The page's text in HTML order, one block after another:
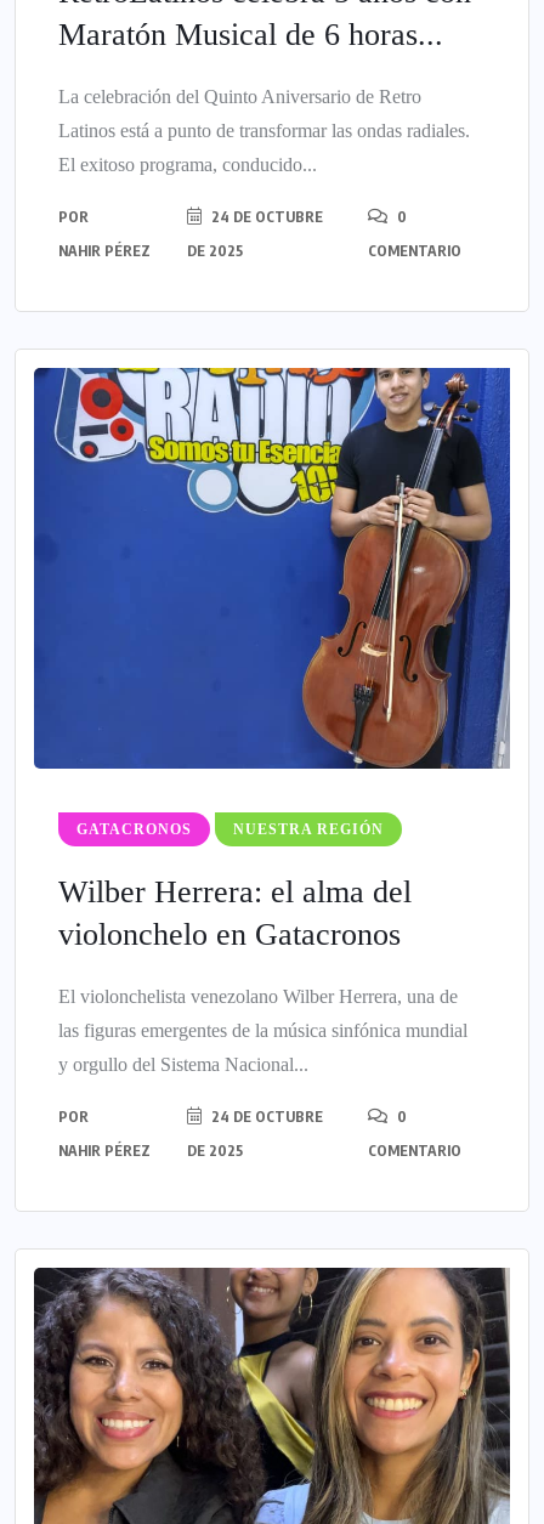
Maratón Musical de 6 horas...
La celebración del Quinto Aniversario de Retro
Latinos está a punto de transformar las ondas radiales.
​El exitoso programa, conducido...
POR
NAHIR PÉREZ
24 DE OCTUBRE
DE 2025
0
COMENTARIO
GATACRONOS NUESTRA REGIÓN
Wilber Herrera: el alma del
violonchelo en Gatacronos
El violonchelista venezolano Wilber Herrera, una de
las figuras emergentes de la música sinfónica mundial
y orgullo del Sistema Nacional...
POR
NAHIR PÉREZ
24 DE OCTUBRE
DE 2025
0
COMENTARIO